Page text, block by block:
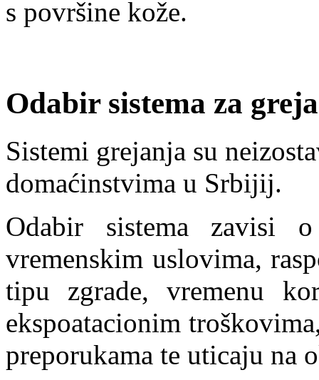
s površine kože.
Odabir sistema za
Sistemi grejanja su
domaćinstvima u Srbijij.
Odabir sistema zavisi
vremenskim uslovima,
tipu zgrade, vremenu
ekspoatacionim
preporukama te uticaju na